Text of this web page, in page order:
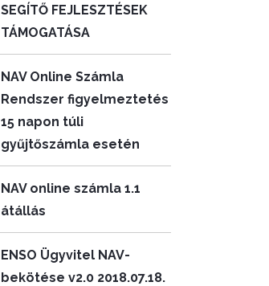
SEGÍTŐ FEJLESZTÉSEK
TÁMOGATÁSA
NAV Online Számla
Rendszer figyelmeztetés
15 napon túli
gyűjtőszámla esetén
NAV online számla 1.1
átállás
ENSO Ügyvitel NAV-
bekötése v2.0 2018.07.18.